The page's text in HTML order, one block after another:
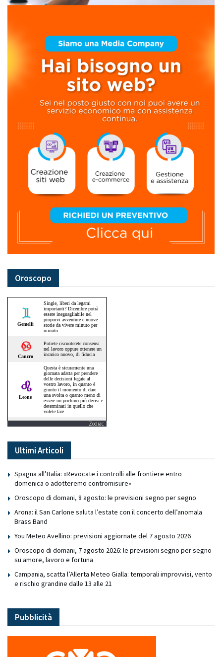
Oroscopo
Zodiac
Ultimi Articoli
Spagna all’Italia: «Revocate i controlli alle frontiere entro
domenica o adotteremo contromisure»
Oroscopo di domani, 8 agosto: le previsioni segno per segno
Arona: il San Carlone saluta l’estate con il concerto dell’anomala
Brass Band
You Meteo Avellino: previsioni aggiornate del 7 agosto 2026
Oroscopo di domani, 7 agosto 2026: le previsioni segno per segno
su amore, lavoro e fortuna
Campania, scatta l’Allerta Meteo Gialla: temporali improvvisi, vento
e rischio grandine dalle 13 alle 21
Pubblicità